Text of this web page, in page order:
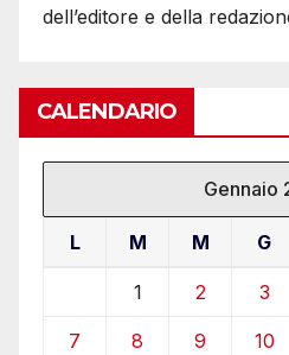
dell’editore e della
CALENDARIO
Gennaio
L M M G
1 2 3
7 8 9 10